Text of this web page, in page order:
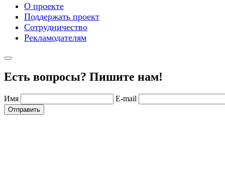
О проекте
Поддержать проект
Сотрудничество
Рекламодателям
Есть вопросы? Пишите нам!
Имя E-mail